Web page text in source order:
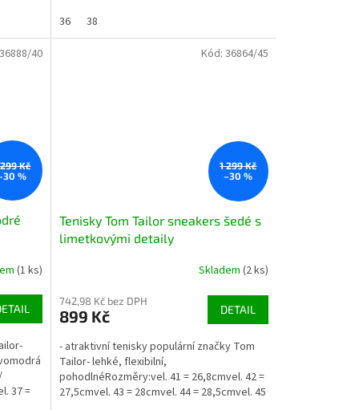
36
38
299 Kč
%
(1 ks)
37 =
40
1 299 Kč
–30 %
Tenisky Tom Tailor sneakers šedé s
limetkovými detaily
Skladem (2 ks)
742,98 Kč bez DPH
899 Kč DETAIL
- atraktivní tenisky populární značky Tom
Tailor- lehké, flexibilní,
pohodlnéRozměry:vel. 41 = 26,8cmvel. 42 =
27,5cmvel. 43 = 28cmvel. 44 = 28,5cmvel. 45
Kód: 36864/45